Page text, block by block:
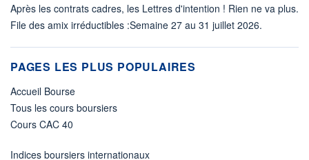
Après les contrats cadres, les Lettres d'intention ! Rien ne va plus.
File des amix irréductibles :Semaine 27 au 31 juillet 2026.
PAGES LES PLUS POPULAIRES
Accueil Bourse
Tous les cours boursiers
Cours CAC 40
Indices boursiers internationaux